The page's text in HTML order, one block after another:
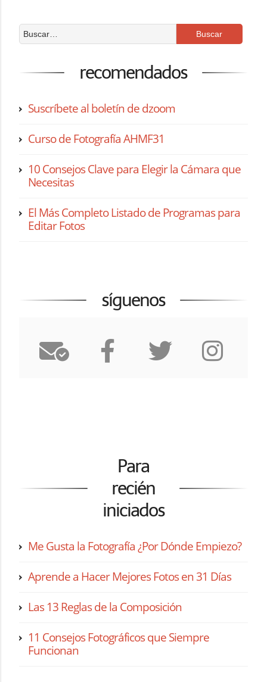
recomendados
Suscríbete al boletín de dzoom
Curso de Fotografía AHMF31
10 Consejos Clave para Elegir la Cámara que
Necesitas
El Más Completo Listado de Programas para
Editar Fotos
síguenos
Para
recién
iniciados
Me Gusta la Fotografía ¿Por Dónde Empiezo?
Aprende a Hacer Mejores Fotos en 31 Días
Las 13 Reglas de la Composición
11 Consejos Fotográficos que Siempre
Funcionan